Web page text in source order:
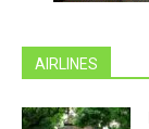
AIRLINES